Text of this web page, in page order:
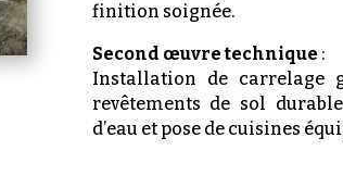
finition soignée.
Second œuvre technique :
Installation de carrelage
revêtements de sol
d’eau et pose de cuisines